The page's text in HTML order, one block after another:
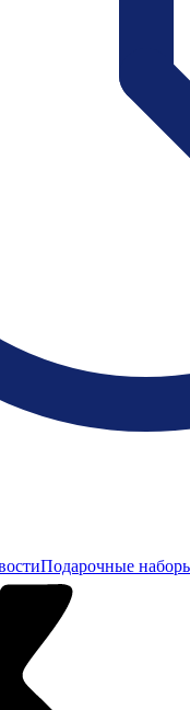
Подарочные